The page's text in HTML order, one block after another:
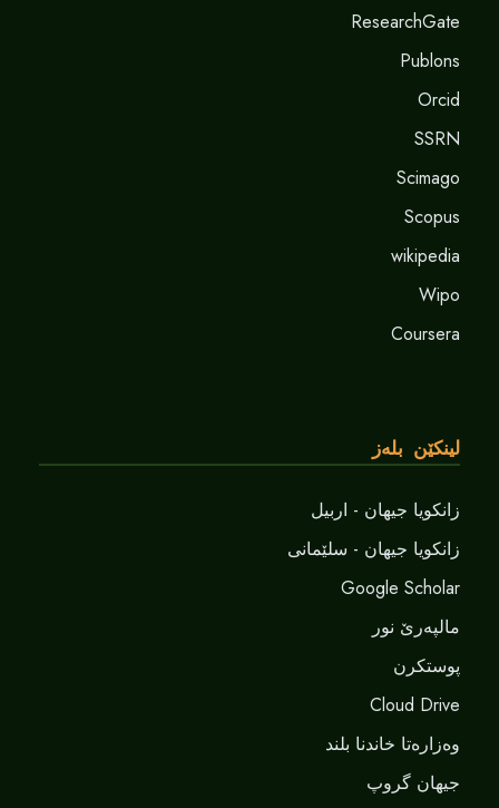
ResearchGate
Publons
Orcid
SSRN
Scimago
Scopus
wikipedia
Wipo
Coursera
لینکێن بلەز
زانکویا جیهان - اربیل
زانکویا جیهان - سلێمانی
Google Scholar
مالپەرێ نور
پوستکرن
Cloud Drive
وەزارەتا خاندنا بلند
جیهان گروپ